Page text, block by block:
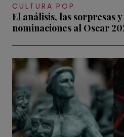
CULTURA POP
El análisis, las sorpresas
nominaciones al Oscar